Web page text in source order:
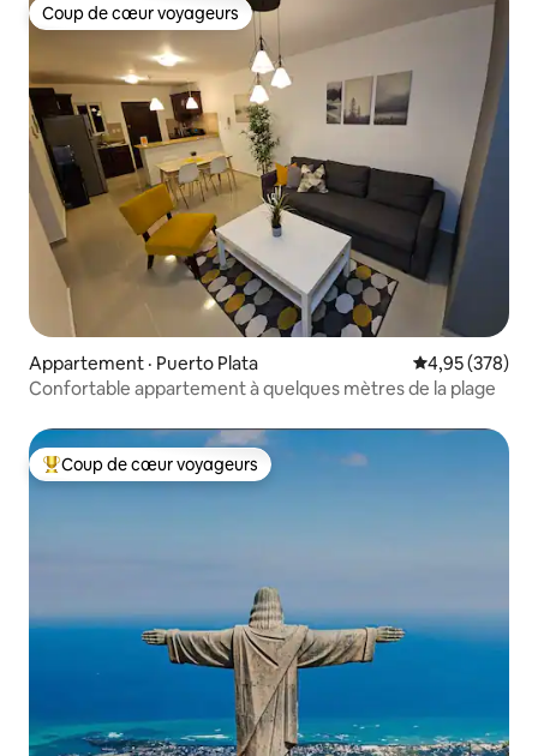
Coup de cœur voyageurs
Coup de cœur voyageurs
Appartement · Puerto Plata Note
4,95 (378)
Confortable appartement à quelques mètres de la plage
Coup de cœur voyageurs parmi les plus aimés
Coup de cœur voyageurs